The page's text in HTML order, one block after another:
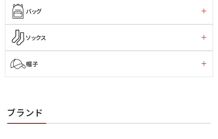
バッグ
ソックス
帽子
ブランド